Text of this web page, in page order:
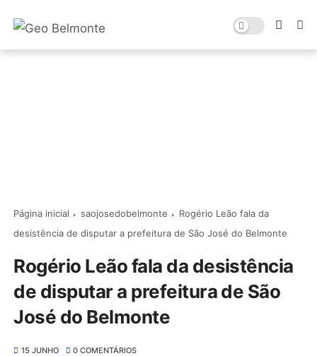
Página inicial saojosedobelmonte
Rogério Leão fala da
desistência de disputar a prefeitura de São José do Belmonte
Rogério Leão fala da desistência
de disputar a prefeitura de São
José do Belmonte
15 JUNHO 0 COMENTÁRIOS